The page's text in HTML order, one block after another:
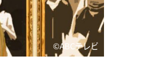
©️ABCテレビ